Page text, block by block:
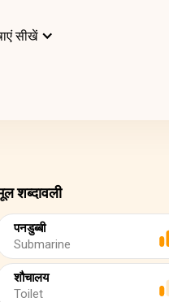
सीखें
शब्दावली
पनडुब्बी
Submarine
शौचालय
Toilet